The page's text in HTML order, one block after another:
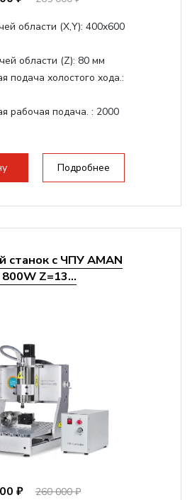
области (Х,Y): 400x600
области (Z): 80 мм
подача холостого хода.:
рабочая подача. : 2000
Т-слот
ER11
Подробнее
станок с ЧПУ AMAN
Z=13...
₽
260 000 ₽